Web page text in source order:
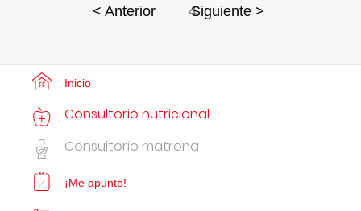
< Anterior 4
Siguiente >
Inicio
Consultorio nutricional
Consultorio matrona
¡Me apunto!